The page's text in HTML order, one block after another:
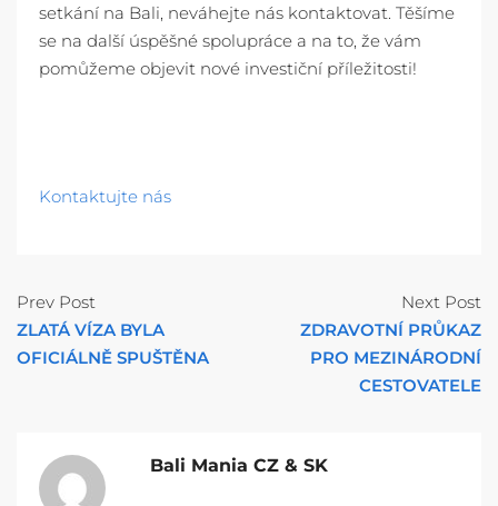
setkání na Bali, neváhejte nás kontaktovat. Těšíme
se na další úspěšné spolupráce a na to, že vám
pomůžeme objevit nové investiční příležitosti!
Kontaktujte nás
Prev Post
ZLATÁ VÍZA BYLA
OFICIÁLNĚ SPUŠTĚNA
Next Post
ZDRAVOTNÍ PRŮKAZ
PRO MEZINÁRODNÍ
CESTOVATELE
Bali Mania CZ & SK